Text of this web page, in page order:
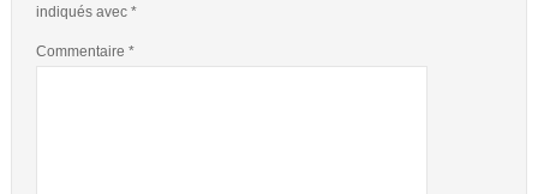
indiqués avec *
Commentaire *